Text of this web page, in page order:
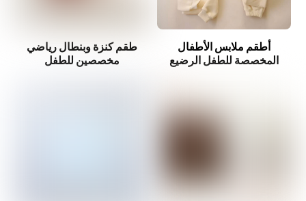
أطقم ملابس الأطفال
المخصصة للطفل الرضيع
طقم كنزة وبنطال رياضي
مخصصين للطفل